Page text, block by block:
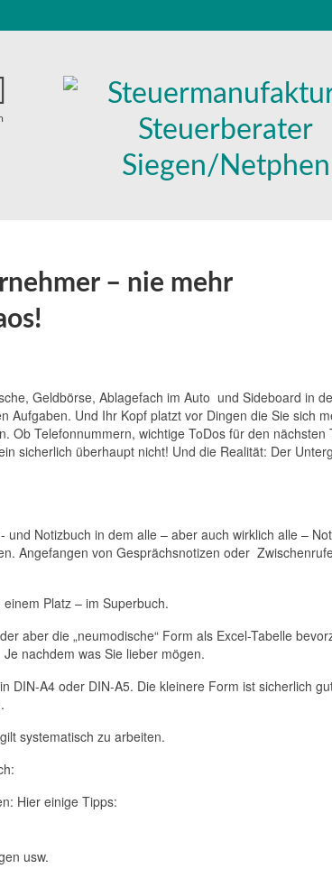
– nie mehr
Geldbörse, Ablagefach im Auto und Sideboard in
Aufgaben. Und Ihr Kopf platzt vor Dingen die Sie sich
Ob Telefonnummern, wichtige ToDos für den nächsten
sicherlich überhaupt nicht! Und die Realität: Der
Notizbuch in dem alle – aber auch wirklich alle –
Angefangen von Gesprächsnotizen oder
Platz – im Superbuch.
aber die „neumodische“ Form als Excel-Tabelle
nachdem was Sie lieber mögen.
DIN-A4 oder DIN-A5. Die kleinere Form ist sicherlich
systematisch zu arbeiten.
Hier einige Tipps:
usw.